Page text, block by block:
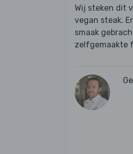
Wij steken dit
vegan steak.
smaak
zelfgemaakte